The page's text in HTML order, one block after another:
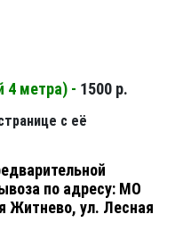
4 метра) - 1500 р.
с её
по адресу: МО
Житнево, ул. Лесная